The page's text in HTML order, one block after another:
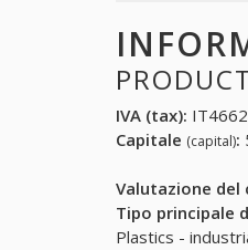
IVA (tax):
Capitale (capital):
Valutazione del
Tipo principale
Plastics -